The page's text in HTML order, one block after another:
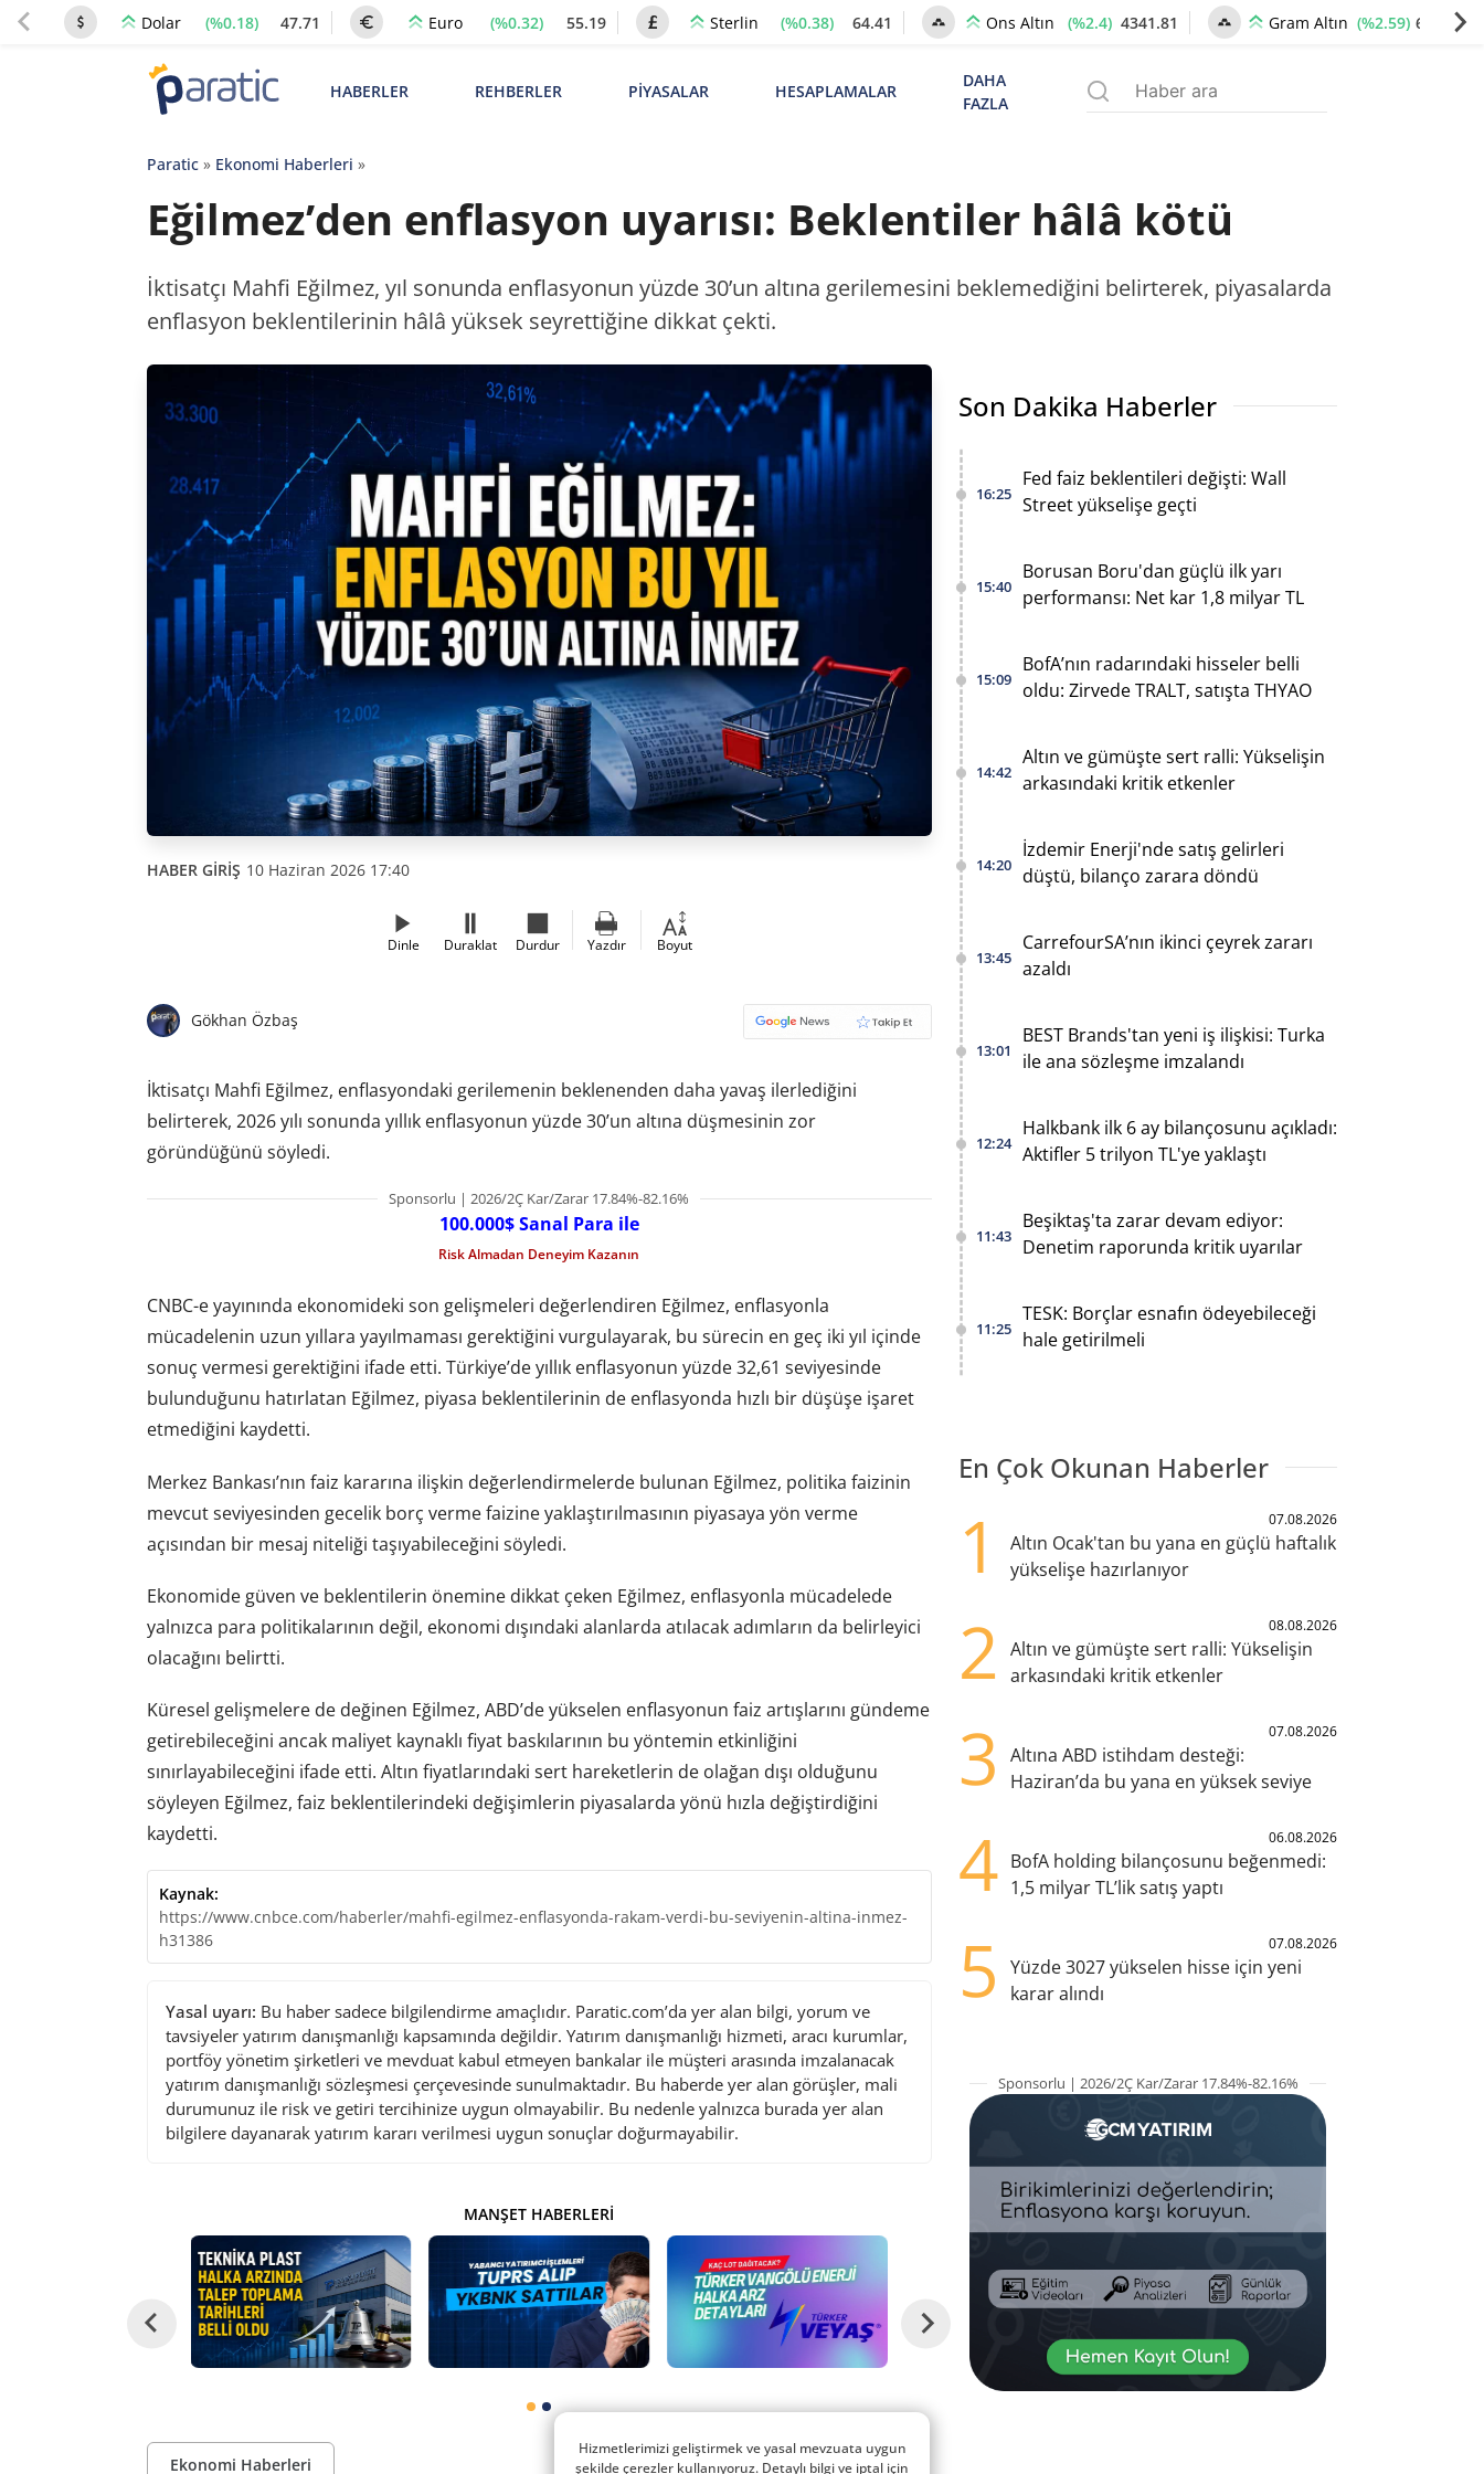
Dolar (%0.18) 47.71 Euro (%0.32) 55.19 Sterlin (%0.38) 64.41 Ons Altın (%2.4) 4341.81 Gram Altın (%2.59) 6660.55
HABERLER REHBERLER PİYASALAR HESAPLAMALAR
DAHA
FAZLA
Paratic» Ekonomi Haberleri »
Eğilmez’den enflasyon uyarısı: Beklentiler hâlâ kötü
İktisatçı Mahfi Eğilmez, yıl sonunda enflasyonun yüzde 30’un altına gerilemesini beklemediğini belirterek, piyasalarda
enflasyon beklentilerinin hâlâ yüksek seyrettiğine dikkat çekti.
HABER GİRİŞ 10 Haziran 2026 17:40
Dinle Duraklat Durdur Yazdır Boyut
Gökhan Özbaş
İktisatçı Mahfi Eğilmez, enflasyondaki gerilemenin beklenenden daha yavaş ilerlediğini
belirterek, 2026 yılı sonunda yıllık enflasyonun yüzde 30’un altına düşmesinin zor
göründüğünü söyledi.
Sponsorlu | 2026/2Ç Kar/Zarar 17.84%-82.16%
100.000$ Sanal Para ile
Risk Almadan Deneyim Kazanın
CNBC-e yayınında ekonomideki son gelişmeleri değerlendiren Eğilmez, enflasyonla
mücadelenin uzun yıllara yayılmaması gerektiğini vurgulayarak, bu sürecin en geç iki yıl içinde
sonuç vermesi gerektiğini ifade etti. Türkiye’de yıllık enflasyonun yüzde 32,61 seviyesinde
bulunduğunu hatırlatan Eğilmez, piyasa beklentilerinin de enflasyonda hızlı bir düşüşe işaret
etmediğini kaydetti.
Merkez Bankası’nın faiz kararına ilişkin değerlendirmelerde bulunan Eğilmez, politika faizinin
mevcut seviyesinden gecelik borç verme faizine yaklaştırılmasının piyasaya yön verme
açısından bir mesaj niteliği taşıyabileceğini söyledi.
Ekonomide güven ve beklentilerin önemine dikkat çeken Eğilmez, enflasyonla mücadelede
yalnızca para politikalarının değil, ekonomi dışındaki alanlarda atılacak adımların da belirleyici
olacağını belirtti.
Küresel gelişmelere de değinen Eğilmez, ABD’de yükselen enflasyonun faiz artışlarını gündeme
getirebileceğini ancak maliyet kaynaklı fiyat baskılarının bu yöntemin etkinliğini
sınırlayabileceğini ifade etti. Altın fiyatlarındaki sert hareketlerin de olağan dışı olduğunu
söyleyen Eğilmez, faiz beklentilerindeki değişimlerin piyasalarda yönü hızla değiştirdiğini
kaydetti.
Kaynak:
https://www.cnbce.com/haberler/mahfi-egilmez-enflasyonda-rakam-verdi-bu-seviyenin-altina-inmez-
h31386
Yasal uyarı: Bu haber sadece bilgilendirme amaçlıdır. Paratic.com’da yer alan bilgi, yorum ve
tavsiyeler yatırım danışmanlığı kapsamında değildir. Yatırım danışmanlığı hizmeti, aracı kurumlar,
portföy yönetim şirketleri ve mevduat kabul etmeyen bankalar ile müşteri arasında imzalanacak
yatırım danışmanlığı sözleşmesi çerçevesinde sunulmaktadır. Bu haberde yer alan görüşler, mali
durumunuz ile risk ve getiri tercihinize uygun olmayabilir. Bu nedenle yalnızca burada yer alan
bilgilere dayanarak yatırım kararı verilmesi uygun sonuçlar doğurmayabilir.
MANŞET HABERLERI
Ekonomi Haberleri
Son Dakika Haberler
16:25
Fed faiz beklentileri değişti: Wall
Street yükselişe geçti
15:40
Borusan Boru'dan güçlü ilk yarı
performansı: Net kar 1,8 milyar TL
15:09
BofA’nın radarındaki hisseler belli
oldu: Zirvede TRALT, satışta THYAO
14:42
Altın ve gümüşte sert ralli: Yükselişin
arkasındaki kritik etkenler
14:20
İzdemir Enerji'nde satış gelirleri
düştü, bilanço zarara döndü
13:45
CarrefourSA’nın ikinci çeyrek zararı
azaldı
13:01
BEST Brands'tan yeni iş ilişkisi: Turka
ile ana sözleşme imzalandı
12:24
Halkbank ilk 6 ay bilançosunu açıkladı:
Aktifler 5 trilyon TL'ye yaklaştı
11:43
Beşiktaş'ta zarar devam ediyor:
Denetim raporunda kritik uyarılar
11:25
TESK: Borçlar esnafın ödeyebileceği
hale getirilmeli
En Çok Okunan Haberler
1 07.08.2026
Altın Ocak'tan bu yana en güçlü haftalık
yükselişe hazırlanıyor
2 08.08.2026
Altın ve gümüşte sert ralli: Yükselişin
arkasındaki kritik etkenler
3 07.08.2026
Altına ABD istihdam desteği:
Haziran’da bu yana en yüksek seviye
4 06.08.2026
BofA holding bilançosunu beğenmedi:
1,5 milyar TL’lik satış yaptı
5 07.08.2026
Yüzde 3027 yükselen hisse için yeni
karar alındı
Sponsorlu | 2026/2Ç Kar/Zarar 17.84%-82.16%
Hizmetlerimizi geliştirmek ve yasal mevzuata uygun
şekilde çerezler kullanıyoruz. Detaylı bilgi ve iptal için